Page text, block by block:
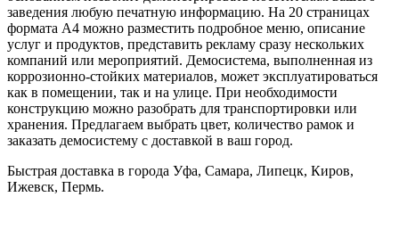
заведения любую печатную информацию. На 20 страницах
формата А4 можно разместить подробное меню, описание
услуг и продуктов, представить рекламу сразу нескольких
компаний или мероприятий. Демосистема, выполненная из
коррозионно-стойких материалов, может эксплуатироваться
как в помещении, так и на улице. При необходимости
конструкцию можно разобрать для транспортировки или
хранения. Предлагаем выбрать цвет, количество рамок и
заказать демосистему с доставкой в ваш город.
Быстрая доставка в города Уфа, Самара, Липецк, Киров,
Ижевск, Пермь.